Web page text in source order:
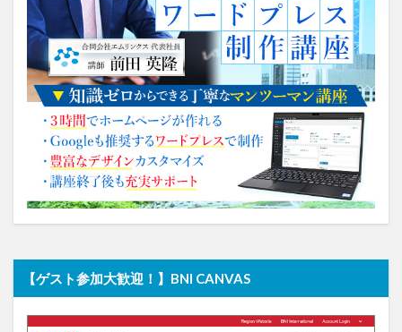
【ゲスト参加大歓迎！】BNI CANVAS